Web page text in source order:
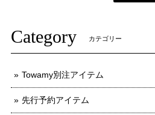
Category カテゴリー
Towamy別注アイテム
先行予約アイテム